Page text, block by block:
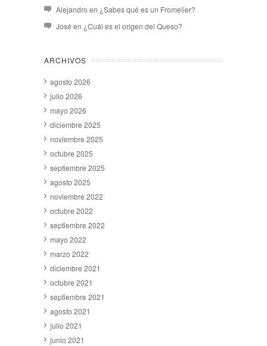
Alejandro en ¿Sabes qué es un Fromelier?
José en ¿Cuál es el origen del Queso?
ARCHIVOS
agosto 2026
julio 2026
mayo 2026
diciembre 2025
noviembre 2025
octubre 2025
septiembre 2025
agosto 2025
noviembre 2022
octubre 2022
septiembre 2022
mayo 2022
marzo 2022
diciembre 2021
octubre 2021
septiembre 2021
agosto 2021
julio 2021
junio 2021